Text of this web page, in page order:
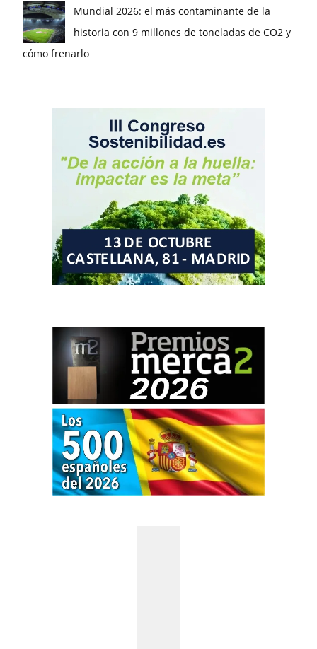
Mundial 2026: el más contaminante de la
historia con 9 millones de toneladas de CO2 y
cómo frenarlo